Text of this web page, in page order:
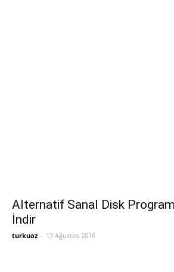
Alternatif Sanal Disk
İndir
turkuaz - 13 Ağustos 2016